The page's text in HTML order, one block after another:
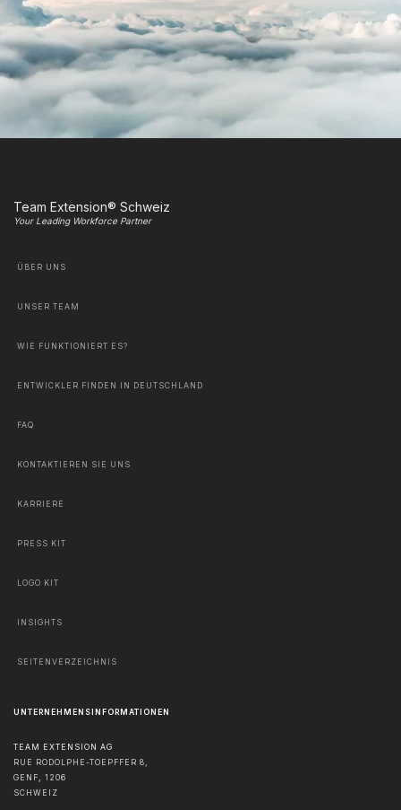
Team Extension® Schweiz
Your Leading Workforce Partner
ÜBER UNS
UNSER TEAM
WIE FUNKTIONIERT ES?
ENTWICKLER FINDEN IN DEUTSCHLAND
FAQ
KONTAKTIEREN SIE UNS
KARRIERE
PRESS KIT
LOGO KIT
INSIGHTS
SEITENVERZEICHNIS
UNTERNEHMENSINFORMATIONEN
TEAM EXTENSION AG
RUE RODOLPHE-TOEPFFER 8,
GENF, 1206
SCHWEIZ